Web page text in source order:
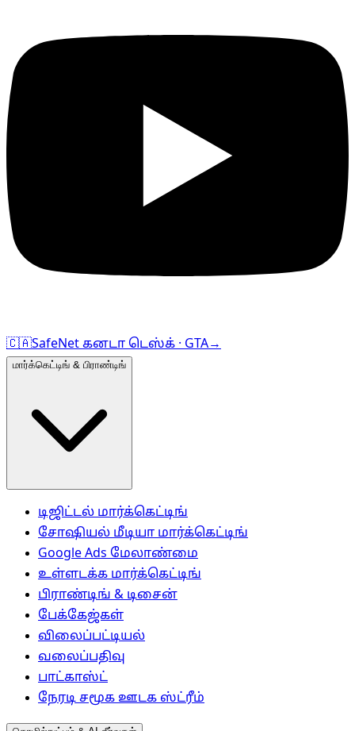
🇨🇦SafeNet கனடா டெஸ்க் · GTA→
மார்க்கெட்டிங் & பிராண்டிங்
டிஜிட்டல் மார்க்கெட்டிங்
சோஷியல் மீடியா மார்க்கெட்டிங்
Google Ads மேலாண்மை
உள்ளடக்க மார்க்கெட்டிங்
பிராண்டிங் & டிசைன்
பேக்கேஜ்கள்
விலைப்பட்டியல்
வலைப்பதிவு
பாட்காஸ்ட்
நேரடி சமூக ஊடக ஸ்ட்ரீம்